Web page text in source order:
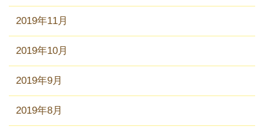
2019年11月
2019年10月
2019年9月
2019年8月